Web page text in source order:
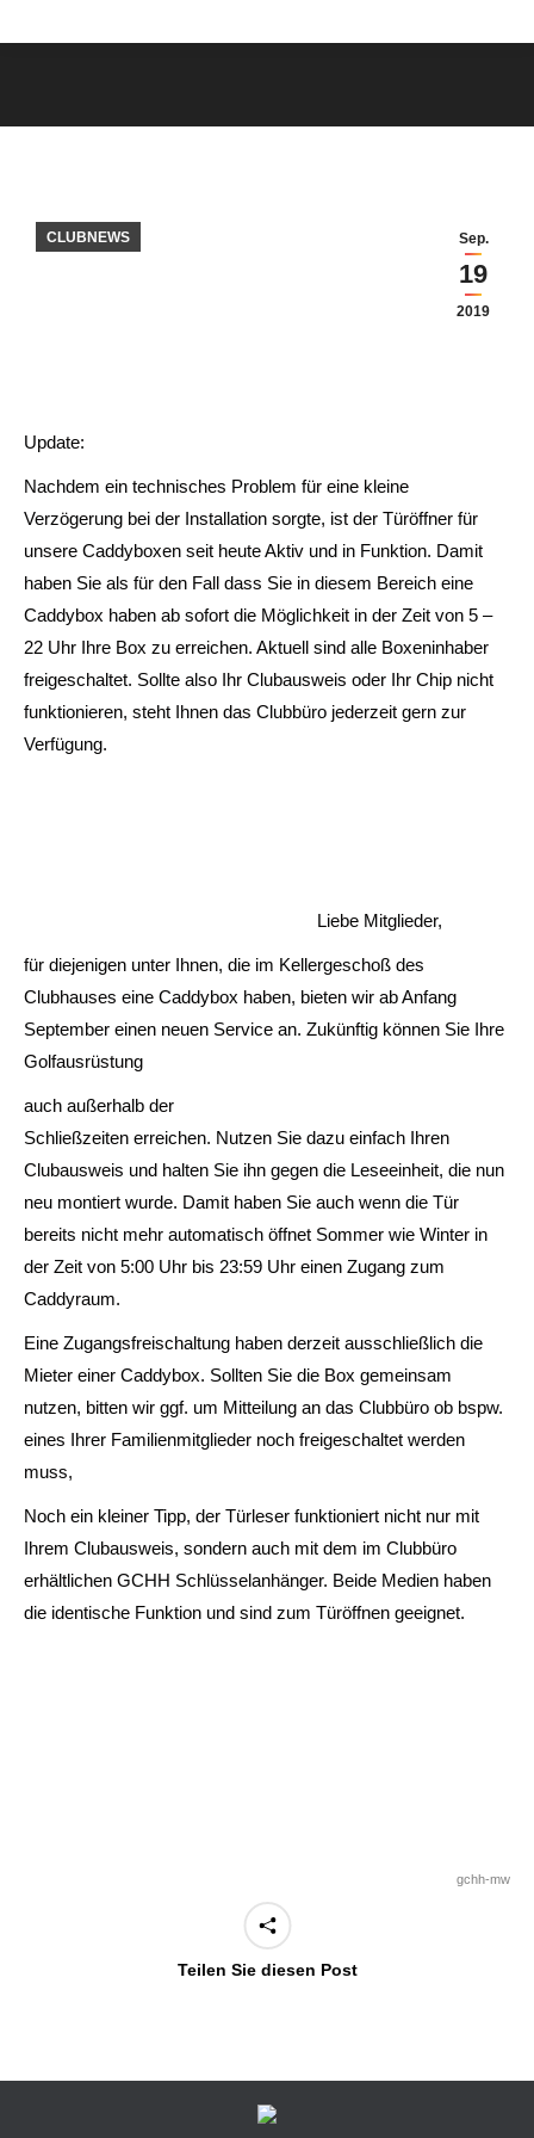
Sep.
19
2019
CLUBNEWS
Update:
Nachdem ein technisches Problem für eine kleine
Verzögerung bei der Installation sorgte, ist der Türöffner für
unsere Caddyboxen seit heute Aktiv und in Funktion. Damit
haben Sie als für den Fall dass Sie in diesem Bereich eine
Caddybox haben ab sofort die Möglichkeit in der Zeit von 5 –
22 Uhr Ihre Box zu erreichen. Aktuell sind alle Boxeninhaber
freigeschaltet. Sollte also Ihr Clubausweis oder Ihr Chip nicht
funktionieren, steht Ihnen das Clubbüro jederzeit gern zur
Verfügung.
Liebe Mitglieder,
für diejenigen unter Ihnen, die im Kellergeschoß des
Clubhauses eine Caddybox haben, bieten wir ab Anfang
September einen neuen Service an. Zukünftig können Sie Ihre
Golfausrüstung
auch außerhalb der
Schließzeiten erreichen. Nutzen Sie dazu einfach Ihren
Clubausweis und halten Sie ihn gegen die Leseeinheit, die nun
neu montiert wurde. Damit haben Sie auch wenn die Tür
bereits nicht mehr automatisch öffnet Sommer wie Winter in
der Zeit von 5:00 Uhr bis 23:59 Uhr einen Zugang zum
Caddyraum.
Eine Zugangsfreischaltung haben derzeit ausschließlich die
Mieter einer Caddybox. Sollten Sie die Box gemeinsam
nutzen, bitten wir ggf. um Mitteilung an das Clubbüro ob bspw.
eines Ihrer Familienmitglieder noch freigeschaltet werden
muss,
Noch ein kleiner Tipp, der Türleser funktioniert nicht nur mit
Ihrem Clubausweis, sondern auch mit dem im Clubbüro
erhältlichen GCHH Schlüsselanhänger. Beide Medien haben
die identische Funktion und sind zum Türöffnen geeignet.
gchh-mw
Teilen Sie diesen Post